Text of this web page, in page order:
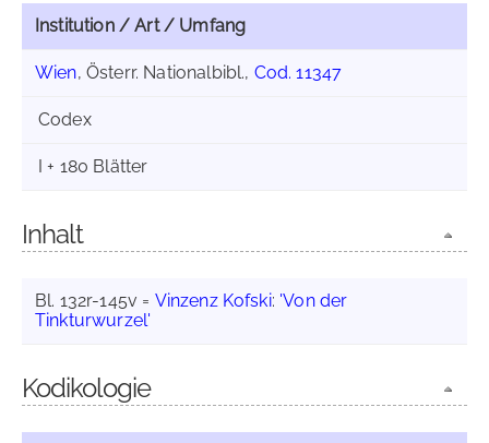
Institution / Art / Umfang
Wien, Österr. Nationalbibl., Cod. 11347
Codex
I + 180 Blätter
Inhalt
Bl. 132r-145v = Vinzenz Kofski: 'Von der
Tinkturwurzel'
Kodikologie